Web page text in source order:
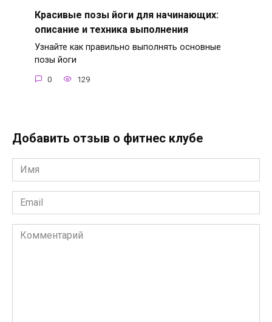
Красивые позы йоги для начинающих:
описание и техника выполнения
Узнайте как правильно выполнять основные
позы йоги
0 129
Добавить отзыв о фитнес клубе
Имя
*
Email
*
Комментарий